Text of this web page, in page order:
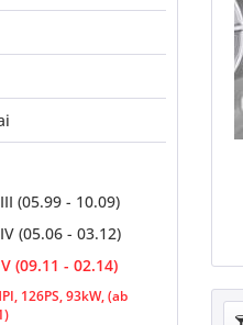
(05.99 - 10.09)
(05.06 - 03.12)
(09.11 - 02.14)
126PS, 93kW, (ab